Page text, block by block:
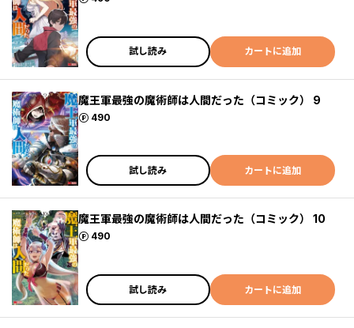
試し読み カートに追加
魔王軍最強の魔術師は人間だった（コミック） 9
490
ポイント
試し読み カートに追加
魔王軍最強の魔術師は人間だった（コミック） 10
490
ポイント
試し読み カートに追加